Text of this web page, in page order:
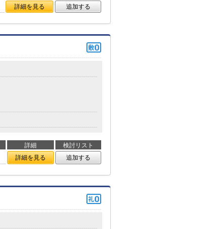
詳細を見る 追加する
詳細
検討リスト
詳細を見る 追加する